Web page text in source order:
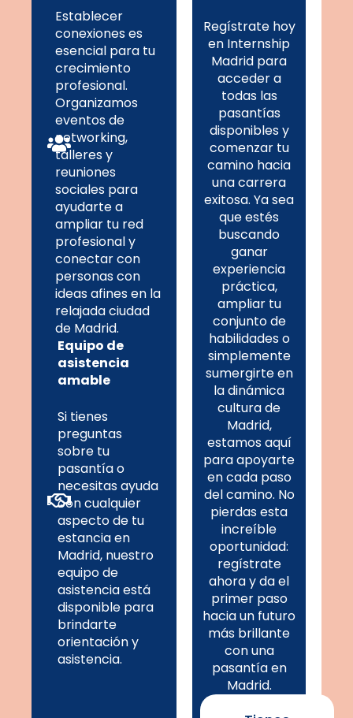
Establecer
conexiones es
esencial para tu
crecimiento
profesional.
Organizamos
eventos de
networking,
talleres y
reuniones
sociales para
ayudarte a
ampliar tu red
profesional y
conectar con
personas con
ideas afines en la
relajada ciudad
de Madrid.
Equipo de
asistencia
amable
Si tienes
preguntas
sobre tu
pasantía o
necesitas ayuda
con cualquier
aspecto de tu
estancia en
Madrid, nuestro
equipo de
asistencia está
disponible para
brindarte
orientación y
asistencia.
Regístrate hoy
en Internship
Madrid para
acceder a
todas las
pasantías
disponibles y
comenzar tu
camino hacia
una carrera
exitosa. Ya sea
que estés
buscando
ganar
experiencia
práctica,
ampliar tu
conjunto de
habilidades o
simplemente
sumergirte en
la dinámica
cultura de
Madrid,
estamos aquí
para apoyarte
en cada paso
del camino. No
pierdas esta
increíble
oportunidad:
regístrate
ahora y da el
primer paso
hacia un futuro
más brillante
con una
pasantía en
Madrid.